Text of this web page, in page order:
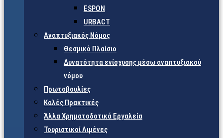
ESPON
URBACT
Αναπτυξιακός Νόμος
Θεσμικό Πλαίσιο
Δυνατότητα ενίσχυσης μέσω αναπτυξιακού
νόμου
Πρωτοβουλίες
Καλές Πρακτικές
Άλλα Χρηματοδοτικά Εργαλεία
Τουριστικοί Λιμένες